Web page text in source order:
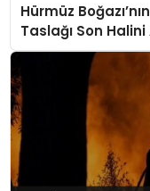
Hürmüz
Taslağı Son